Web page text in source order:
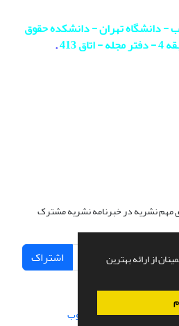
از ارائه بهترین
- دانشگاه تهران - دانشکده حقوق
413
.
مهم نشریه در خبرنامه نشریه مشترک
اشتراک
طراحی و پیاده سازی از سیناوب